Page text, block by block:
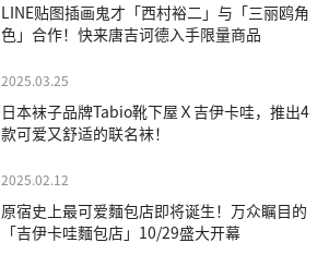
LINE贴图插画鬼才「西村裕二」与「三丽鸥角
色」合作！快来唐吉诃德入手限量商品
2025.03.25
日本袜子品牌Tabio靴下屋Ｘ吉伊卡哇，推出4
款可爱又舒适的联名袜！
2025.02.12
原宿史上最可爱麵包店即将诞生！万众瞩目的
「吉伊卡哇麵包店」10/29盛大开幕